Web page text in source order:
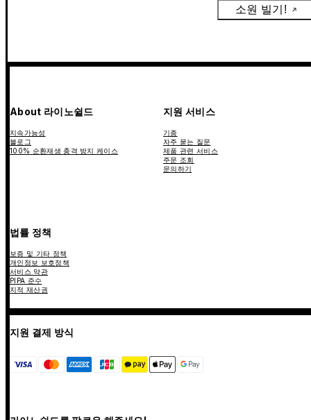
소원 빌기!
About 라이노쉴드
지속가능성
블로그
100% 순환재생 충격 방지 케이스
지원 서비스
기종
자주 묻는 질문
제품 관련 서비스
주문 조회
문의하기
법률 정책
보증 및 기타 정책
개인정보 보호정책
서비스 약관
PIPA 준수
지적 재산권
지원 결제 방식